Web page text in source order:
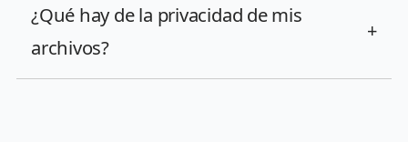
¿Qué hay de la privacidad de mis
archivos?
+